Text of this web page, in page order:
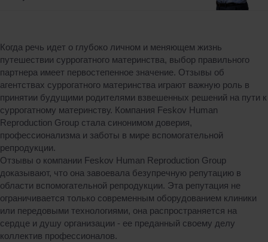
Когда речь идет о глубоко личном и меняющем жизнь
путешествии суррогатного материнства, выбор правильного
партнера имеет первостепенное значение. Отзывы об
агентствах суррогатного материнства играют важную роль в
принятии будущими родителями взвешенных решений на пути к
суррогатному материнству. Компания Feskov Human
Reproduction Group стала синонимом доверия,
профессионализма и заботы в мире вспомогательной
репродукции.
Отзывы о компании Feskov Human Reproduction Group
доказывают, что она завоевала безупречную репутацию в
области вспомогательной репродукции. Эта репутация не
ограничивается только современным оборудованием клиники
или передовыми технологиями, она распространяется на
сердце и душу организации - ее преданный своему делу
коллектив профессионалов.